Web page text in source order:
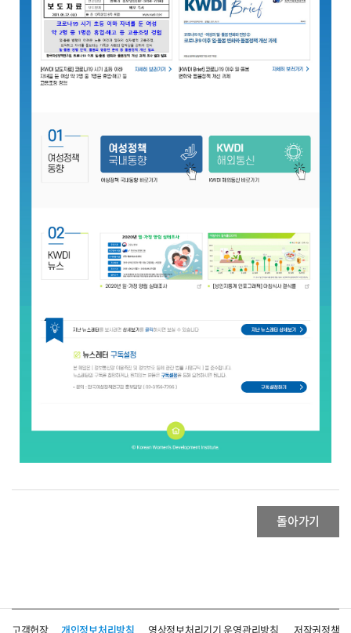
돌아가기
고객헌장 개인정보처리방침 영상정보처리기기 운영관리방침 저작권정책